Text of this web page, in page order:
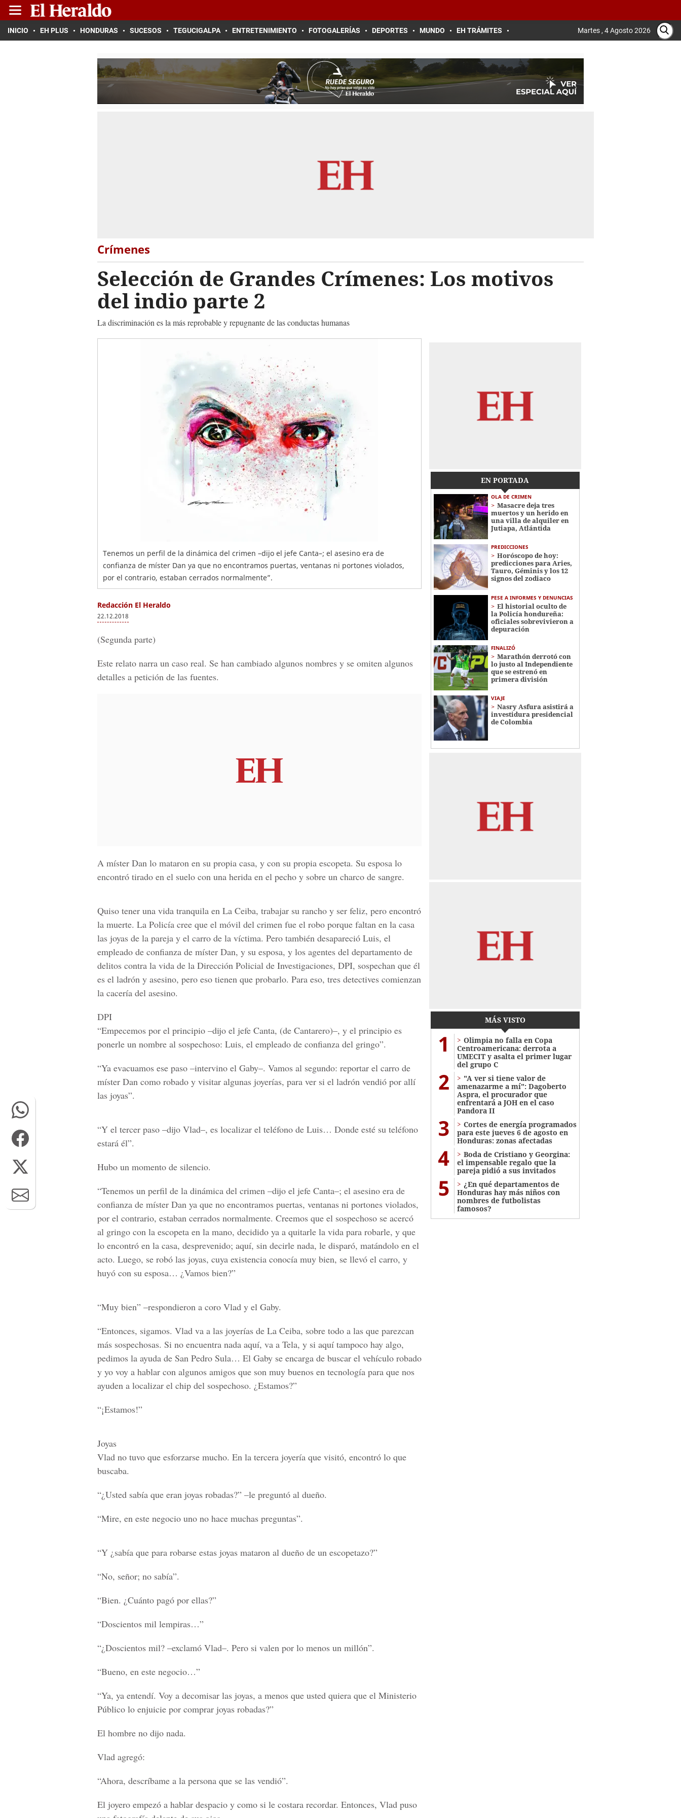
INICIO EH PLUS HONDURAS SUCESOS TEGUCIGALPA ENTRETENIMIENTO FOTOGALERÍAS DEPORTES MUNDO EH TRÁMITES Martes , 4 Agosto 2026
Crímenes
Selección de Grandes Crímenes: Los motivos
del indio parte 2
La discriminación es la más reprobable y repugnante de las conductas humanas
Tenemos un perfil de la dinámica del crimen –dijo el jefe Canta–; el asesino era de
confianza de míster Dan ya que no encontramos puertas, ventanas ni portones violados,
por el contrario, estaban cerrados normalmente”.
Redacción El Heraldo
22.12.2018
(Segunda parte)
Este relato narra un caso real. Se han cambiado algunos nombres y se omiten algunos
detalles a petición de las fuentes.
A míster Dan lo mataron en su propia casa, y con su propia escopeta. Su esposa lo
encontró tirado en el suelo con una herida en el pecho y sobre un charco de sangre.
Quiso tener una vida tranquila en La Ceiba, trabajar su rancho y ser feliz, pero encontró
la muerte. La Policía cree que el móvil del crimen fue el robo porque faltan en la casa
las joyas de la pareja y el carro de la víctima. Pero también desapareció Luis, el
empleado de confianza de míster Dan, y su esposa, y los agentes del departamento de
delitos contra la vida de la Dirección Policial de Investigaciones, DPI, sospechan que él
es el ladrón y asesino, pero eso tienen que probarlo. Para eso, tres detectives comienzan
la cacería del asesino.
DPI
“Empecemos por el principio –dijo el jefe Canta, (de Cantarero)–, y el principio es
ponerle un nombre al sospechoso: Luis, el empleado de confianza del gringo”.
“Ya evacuamos ese paso –intervino el Gaby–. Vamos al segundo: reportar el carro de
míster Dan como robado y visitar algunas joyerías, para ver si el ladrón vendió por allí
las joyas”.
“Y el tercer paso –dijo Vlad–, es localizar el teléfono de Luis… Donde esté su teléfono
estará él”.
Hubo un momento de silencio.
“Tenemos un perfil de la dinámica del crimen –dijo el jefe Canta–; el asesino era de
confianza de míster Dan ya que no encontramos puertas, ventanas ni portones violados,
por el contrario, estaban cerrados normalmente. Creemos que el sospechoso se acercó
al gringo con la escopeta en la mano, decidido ya a quitarle la vida para robarle, y que
lo encontró en la casa, desprevenido; aquí, sin decirle nada, le disparó, matándolo en el
acto. Luego, se robó las joyas, cuya existencia conocía muy bien, se llevó el carro, y
huyó con su esposa… ¿Vamos bien?”
“Muy bien” –respondieron a coro Vlad y el Gaby.
“Entonces, sigamos. Vlad va a las joyerías de La Ceiba, sobre todo a las que parezcan
más sospechosas. Si no encuentra nada aquí, va a Tela, y si aquí tampoco hay algo,
pedimos la ayuda de San Pedro Sula… El Gaby se encarga de buscar el vehículo robado
y yo voy a hablar con algunos amigos que son muy buenos en tecnología para que nos
ayuden a localizar el chip del sospechoso. ¿Estamos?”
“¡Estamos!”
Joyas
Vlad no tuvo que esforzarse mucho. En la tercera joyería que visitó, encontró lo que
buscaba.
“¿Usted sabía que eran joyas robadas?” –le preguntó al dueño.
“Mire, en este negocio uno no hace muchas preguntas”.
“Y ¿sabía que para robarse estas joyas mataron al dueño de un escopetazo?”
“No, señor; no sabía”.
“Bien. ¿Cuánto pagó por ellas?”
“Doscientos mil lempiras…”
“¿Doscientos mil? –exclamó Vlad–. Pero si valen por lo menos un millón”.
“Bueno, en este negocio…”
“Ya, ya entendí. Voy a decomisar las joyas, a menos que usted quiera que el Ministerio
Público lo enjuicie por comprar joyas robadas?”
El hombre no dijo nada.
Vlad agregó:
“Ahora, descríbame a la persona que se las vendió”.
El joyero empezó a hablar despacio y como si le costara recordar. Entonces, Vlad puso
EN PORTADA
OLA DE CRIMEN
Masacre deja tres
muertos y un herido en
una villa de alquiler en
Jutiapa, Atlántida
PREDICCIONES
Horóscopo de hoy:
predicciones para Aries,
Tauro, Géminis y los 12
signos del zodiaco
PESE A INFORMES Y DENUNCIAS
El historial oculto de
la Policía hondureña:
oficiales sobrevivieron a
depuración
FINALIZÓ
Marathón derrotó con
lo justo al Independiente
que se estrenó en
primera división
VIAJE
Nasry Asfura asistirá a
investidura presidencial
de Colombia
MÁS VISTO
1
Olimpia no falla en Copa
Centroamericana: derrota a
UMECIT y asalta el primer lugar
del grupo C
2
"A ver si tiene valor de
amenazarme a mí": Dagoberto
Aspra, el procurador que
enfrentará a JOH en el caso
Pandora II
3
Cortes de energía programados
para este jueves 6 de agosto en
Honduras: zonas afectadas
4
Boda de Cristiano y Georgina:
el impensable regalo que la
pareja pidió a sus invitados
5
¿En qué departamentos de
Honduras hay más niños con
nombres de futbolistas
famosos?